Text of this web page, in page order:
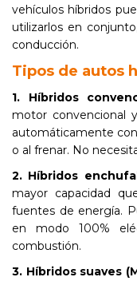
vehículos híbridos
utilizarlos en
conducción.
Tipos de autos
1. Híbridos
motor convencional
automáticamente
o al frenar. No
2. Híbridos
mayor capacidad
fuentes de energía.
en modo 100%
combustión.
3. Híbridos suaves